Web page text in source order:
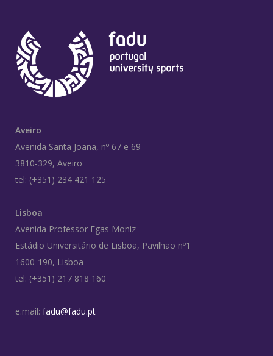
Aveiro
Avenida Santa Joana, nº 67 e 69
3810-329, Aveiro
tel: (+351) 234 421 125
Lisboa
Avenida Professor Egas Moniz
Estádio Universitário de Lisboa, Pavilhão nº1
1600-190, Lisboa
tel: (+351) 217 818 160
e.mail: fadu@fadu.pt